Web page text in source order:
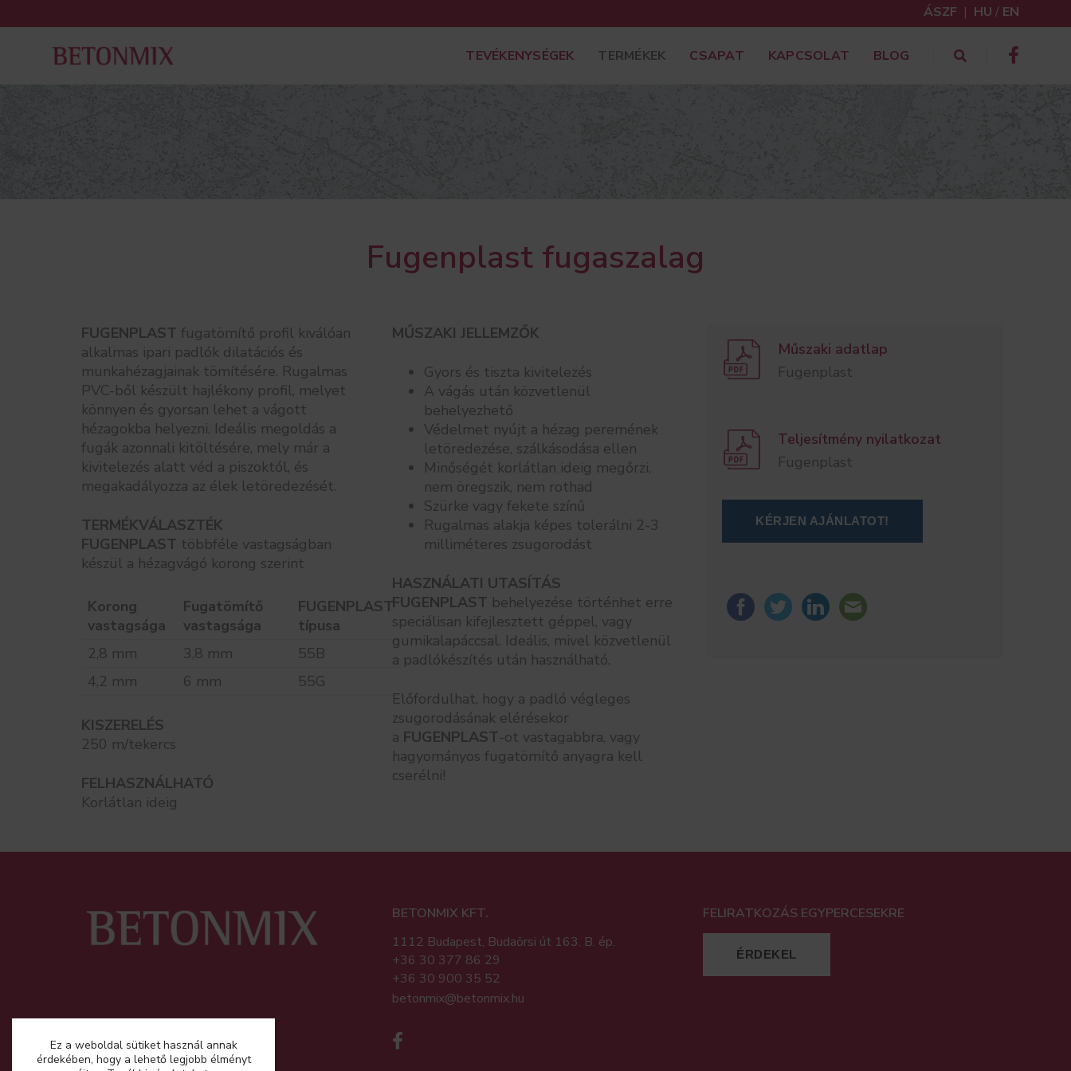
ÁSZF | HU / EN
TEVÉKENYSÉGEK TERMÉKEK CSAPAT KAPCSOLAT BLOG
Fugenplast fugaszalag
FUGENPLAST fugatömítő profil kiválóan
alkalmas ipari padlók dilatációs és
munkahézagjainak tömítésére. Rugalmas
PVC-ből készült hajlékony profil, melyet
könnyen és gyorsan lehet a vágott
hézagokba helyezni. Ideális megoldás a
fugák azonnali kitöltésére, mely már a
kivitelezés alatt véd a piszoktól, és
megakadályozza az élek letöredezését.
TERMÉKVÁLASZTÉK
FUGENPLAST többféle vastagságban
készül a hézagvágó korong szerint
Korong
vastagsága
Fugatömítő
vastagsága
FUGENPLAST
típusa
2,8 mm
3,8 mm
55B
4,2 mm
6 mm 55G
KISZERELÉS
250 m/tekercs
FELHASZNÁLHATÓ
Korlátlan ideig
MŰSZAKI JELLEMZŐK
Gyors és tiszta kivitelezés
A vágás után közvetlenül
behelyezhető
Védelmet nyújt a hézag peremének
letöredezése, szálkásodása ellen
Minőségét korlátlan ideig megőrzi,
nem öregszik, nem rothad
Szürke vagy fekete színű
Rugalmas alakja képes tolerálni 2-3
milliméteres zsugorodást
HASZNÁLATI UTASÍTÁS
FUGENPLAST behelyezése történhet erre
speciálisan kifejlesztett géppel, vagy
gumikalapáccsal. Ideális, mivel közvetlenül
a padlókészítés után használható.
Előfordulhat, hogy a padló végleges
zsugorodásának elérésekor
a FUGENPLAST-ot vastagabbra, vagy
hagyományos fugatömítő anyagra kell
cserélni!
Műszaki adatlap
Fugenplast
Teljesítmény nyilatkozat
Fugenplast
KÉRJEN AJÁNLATOT!
BETONMIX KFT.
1112 Budapest, Budaörsi út 163. B. ép.
+36 30 377 86 29
+36 30 900 35 52
betonmix@betonmix.hu
FELIRATKOZÁS EGYPERCESEKRE
ÉRDEKEL
Ez a weboldal sütiket használ annak
érdekében, hogy a lehető legjobb élményt